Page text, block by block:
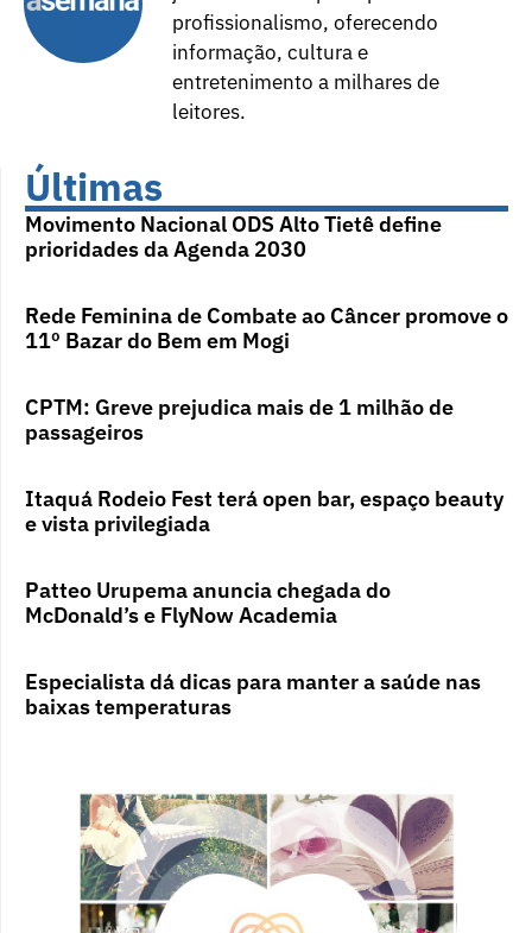
profissionalismo, oferecendo
informação, cultura e
entretenimento a milhares de
leitores.
Últimas
Movimento Nacional ODS Alto Tietê define
prioridades da Agenda 2030
Rede Feminina de Combate ao Câncer promove o
11º Bazar do Bem em Mogi
CPTM: Greve prejudica mais de 1 milhão de
passageiros
Itaquá Rodeio Fest terá open bar, espaço beauty
e vista privilegiada
Patteo Urupema anuncia chegada do
McDonald’s e FlyNow Academia
Especialista dá dicas para manter a saúde nas
baixas temperaturas